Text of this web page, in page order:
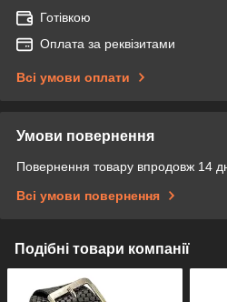
Готівкою
Оплата за реквізитами
Всі умови оплати
Умови повернення
Повернення товару впродовж 14
Всі умови повернення
Подібні товари компанії